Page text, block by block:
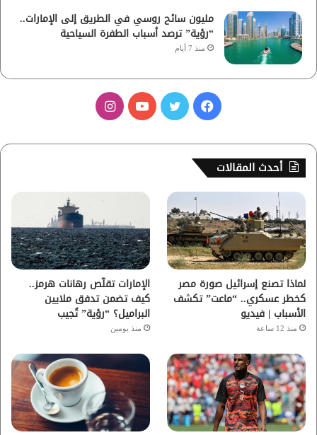
مليون سائح روسي في الطريق إلى الإمارات..
“رؤية” ترصد أسباب الطفرة السياحية
منذ 7 أيام
س
ب
و
ك
ر
ي
و
ب
ت
ق
ر
ا
م
أحدث المقالات
لماذا تصنع إسرائيل صورة مصر
كخطر عسكري.. “ماعت” تكشف
الأسباب | فيديو
منذ 12 ساعة
الإمارات تقلّص رهانات هرمز..
كيف تضمن تدفق ملايين
البراميل؟ “رؤية” تُجيب
منذ يومين